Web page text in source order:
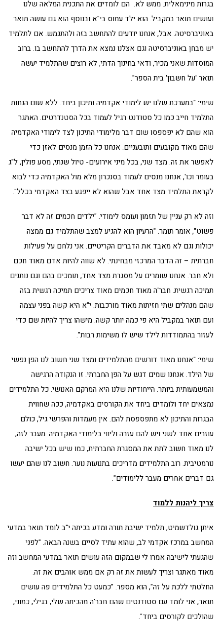
בגרות מינימאלית. ממש לא. הם לומדים את התכנית המלאה שלנו
ועושים תואר במקביל. הוא ילד עמוס בי"א ובנוסף הוא גם עושה תואר
באוניברסיטה. אבל, אנחנו יודעים להתחשב בזה ולהתגמש. אם לתלמיד
יש מבחן באוניברסיטה וגם אצלנו נמצא את הדרך להתחשב בו. ברוב
המוסדות שאני מכיר, ודאי בחינוך הדתי, לא רוצים שהתלמיד יעשה
תואר 'על חשבון' בית הספר".
שימי: "במערכת שלנו יש לימודי אקדמיה ותיכון ביחד. ללא שום הנחות.
התלמיד חייב כמו כל סטודנט רגיל לעמוד בכל הסטנדרטים. האתגר
הוא שהם לא יפספסו שום דבר מלימודי התיכון לצד לימודי האקדמיה
שהם מאוד מקובעים ותובעניים. אנחנו כל הזמן מנסים לאזן כדי
לאפשר את זה. מצד שני, בכל מיני אירועים- טיול שנתי, מסע פולין, ל"ג
בעומר וכו', אנחנו מנסים לעמוד בסנכרון מלא מול האקדמיה כדי לבוא
לקראת התלמיד מצד אחד אבל שהוא לא ייפגע בצד האקדמי בכלל".
וזה לא רק עניין של תזמון ועומס לימודי. "ילדים חכמים זה לא דבר
פשוט", אומר תומר. "הרעיון הוא להגיע למצב שהתלמיד גם ממצה
יכולות וגם לא מאבד את הדברים הקריטיים. אני נלחם על פעילות
חברתית – זה הדבר המרכזי מבחינתי. לא שווה להיות אדם מאוד חכם
ולא חבר. אנחנו שומרים על מסגרת מצד אחד, תומכים בהם וגם נותנים
תמיכה רגשית. חבר'ה מאוד חכמים מאוד צריכים תמיכה רגשית בזה
שהם מנהלים שתי חזיתות מאוד מורכבות. י"א היא קשה בפני עצמה
ועם תואר במקביל היא פי כמה יותר קשה. מישהו צריך להיות שם כדי
לעזור בהתמודדות לילד שיש לו משימות רבות".
שימי: "אנחנו מאוד דורשים מהתלמידים ומצד שני חשוב לנו הפן נפשי
של הילד. אנחנו שמים דגש על הפן החברתי. זו הנקודה הרגישה
והמשמעותית ביותר. הייחודיות שלנו היא המרקם האנושי. כל התלמידים
נמצאים יחד ולומדים ביחד את הקורסים באקדמיה, ככה שחווית
הבגרות והתיכון לא מתפספסת להם. אין מעמדות והפרשי גיל, כולם
עוזרים אחד לשני ויש להם עזרה וליווי בלימודי האקדמיה. מעבר לזה,
לנו מאוד חשוב לתת את המסגרת החברתית, כמו שיש בכל ישיבה
נורמטיבית. רוב התלמידים מדריכים בתנועות נוער. חשוב לנו שהם יעשו
גם דברים אחרים מעבר ללימודים".
צריך ליהנות ללמוד
איתן גולדשמיט, תלמיד ישיבת תורה ומדע בכיתה י"ב לומד תואר במדעי
המחשב במרכז אקדמי לב, שהוא עתיד לסיים בשנה הבאה. "לפני
שהגעתי לישיבה אמרו לי שבמקום הזה עושים תואר במדעי המחשב וזה
מאוד מאתגר וצריך לעשות את זה רק אם ממש אוהבים את זה.
החלטתי ללכת על זה", הוא מספר. "כמעט כל התלמידים פה עושים
תואר, אני לומד עם סטודנטים שהם חבר'ה מהכיתה שלי, בגילי, כמוני,
שהולכים לקורסים ביחד".